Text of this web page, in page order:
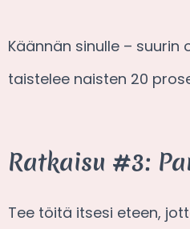
Käännän sinulle – suurin
taistelee naisten 20
Ratkaisu #3:
Tee töitä itsesi eteen,